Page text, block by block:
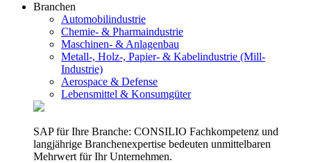
Branchen
Automobilindustrie
Chemie- & Pharmaindustrie
Maschinen- & Anlagenbau
Metall-, Holz-, Papier- & Kabelindustrie (Mill-
Industrie)
Aerospace & Defense
Lebensmittel & Konsumgüter
SAP für Ihre Branche: CONSILIO Fachkompetenz und
langjährige Branchenexpertise bedeuten unmittelbaren
Mehrwert für Ihr Unternehmen.